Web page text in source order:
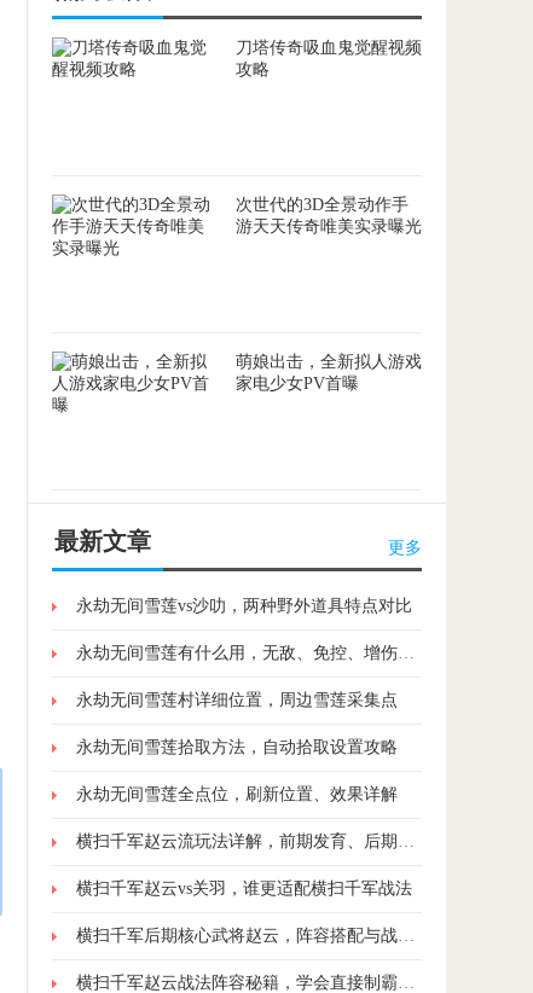
刀塔传奇吸血鬼觉醒视频
攻略
次世代的3D全景动作手
游天天传奇唯美实录曝光
萌娘出击，全新拟人游戏
家电少女PV首曝
最新文章 更多
永劫无间雪莲vs沙叻，两种野外道具特点对比
永劫无间雪莲有什么用，无敌、免控、增伤三大效果解析
永劫无间雪莲村详细位置，周边雪莲采集点
永劫无间雪莲拾取方法，自动拾取设置攻略
永劫无间雪莲全点位，刷新位置、效果详解
横扫千军赵云流玩法详解，前期发育、后期收割思路
横扫千军赵云vs关羽，谁更适配横扫千军战法
横扫千军后期核心武将赵云，阵容搭配与战力突破
横扫千军赵云战法阵容秘籍，学会直接制霸全服